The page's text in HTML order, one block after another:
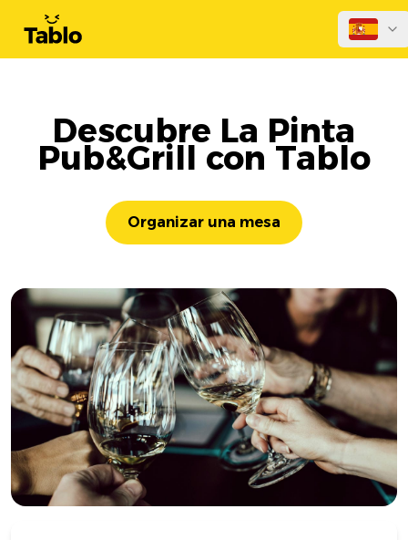
Descubre La Pinta
Pub&Grill con Tablo
Organizar una mesa